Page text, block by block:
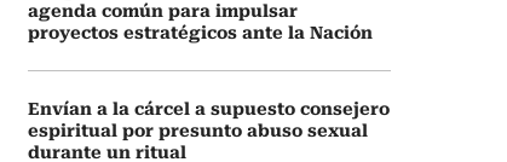
agenda común para impulsar
proyectos estratégicos ante la Nación
Envían a la cárcel a supuesto consejero
espiritual por presunto abuso sexual
durante un ritual